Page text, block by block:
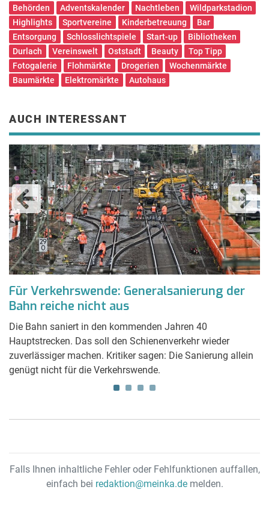
Behörden
Adventskalender Nachtleben
Wildparkstadion
Highlights
Sportvereine Kinderbetreuung
Bar
Entsorgung
Schlosslichtspiele Start-up
Bibliotheken
Durlach
Vereinswelt Oststadt Beauty
Top Tipp
Fotogalerie
Flohmärkte Drogerien
Wochenmärkte
Baumärkte
Elektromärkte Autohaus
AUCH INTERESSANT
Für Verkehrswende: Generalsanierung der
Bahn reiche nicht aus
Die Bahn saniert in den kommenden Jahren 40
Hauptstrecken. Das soll den Schienenverkehr wieder
zuverlässiger machen. Kritiker sagen: Die Sanierung allein
genügt nicht für die Verkehrswende.
Falls Ihnen inhaltliche Fehler oder Fehlfunktionen auffallen,
einfach bei redaktion@meinka.demelden.